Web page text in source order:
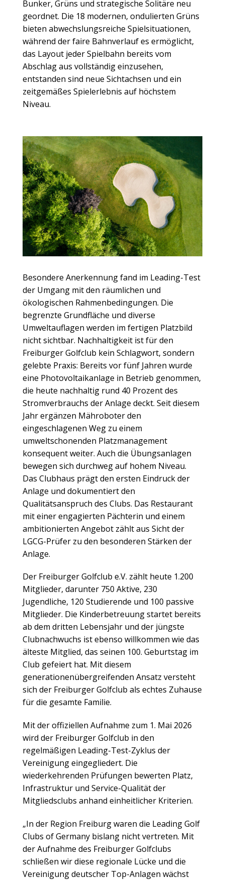
Bunker, Grüns und strategische Solitäre neu
geordnet. Die 18 modernen, ondulierten Grüns
bieten abwechslungsreiche Spielsituationen,
während der faire Bahnverlauf es ermöglicht,
das Layout jeder Spielbahn bereits vom
Abschlag aus vollständig einzusehen,
entstanden sind neue Sichtachsen und ein
zeitgemäßes Spielerlebnis auf höchstem
Niveau.
e.V.)
Besondere Anerkennung fand im Leading-Test
der Umgang mit den räumlichen und
ökologischen Rahmenbedingungen. Die
begrenzte Grundfläche und diverse
Umweltauflagen werden im fertigen Platzbild
nicht sichtbar. Nachhaltigkeit ist für den
Freiburger Golfclub kein Schlagwort, sondern
gelebte Praxis: Bereits vor fünf Jahren wurde
eine Photovoltaikanlage in Betrieb genommen,
die heute nachhaltig rund 40 Prozent des
Stromverbrauchs der Anlage deckt. Seit diesem
Jahr ergänzen Mähroboter den
eingeschlagenen Weg zu einem
umweltschonenden Platzmanagement
konsequent weiter. Auch die Übungsanlagen
bewegen sich durchweg auf hohem Niveau.
Das Clubhaus prägt den ersten Eindruck der
Anlage und dokumentiert den
Qualitätsanspruch des Clubs. Das Restaurant
mit einer engagierten Pächterin und einem
ambitionierten Angebot zählt aus Sicht der
LGCG-Prüfer zu den besonderen Stärken der
Anlage.
Der Freiburger Golfclub e.V. zählt heute 1.200
Mitglieder, darunter 750 Aktive, 230
Jugendliche, 120 Studierende und 100 passive
Mitglieder. Die Kinderbetreuung startet bereits
ab dem dritten Lebensjahr und der jüngste
Clubnachwuchs ist ebenso willkommen wie das
älteste Mitglied, das seinen 100. Geburtstag im
Club gefeiert hat. Mit diesem
generationenübergreifenden Ansatz versteht
sich der Freiburger Golfclub als echtes Zuhause
für die gesamte Familie.
Mit der offiziellen Aufnahme zum 1. Mai 2026
wird der Freiburger Golfclub in den
regelmäßigen Leading-Test-Zyklus der
Vereinigung eingegliedert. Die
wiederkehrenden Prüfungen bewerten Platz,
Infrastruktur und Service-Qualität der
Mitgliedsclubs anhand einheitlicher Kriterien.
„In der Region Freiburg waren die Leading Golf
Clubs of Germany bislang nicht vertreten. Mit
der Aufnahme des Freiburger Golfclubs
schließen wir diese regionale Lücke und die
Vereinigung deutscher Top-Anlagen wächst